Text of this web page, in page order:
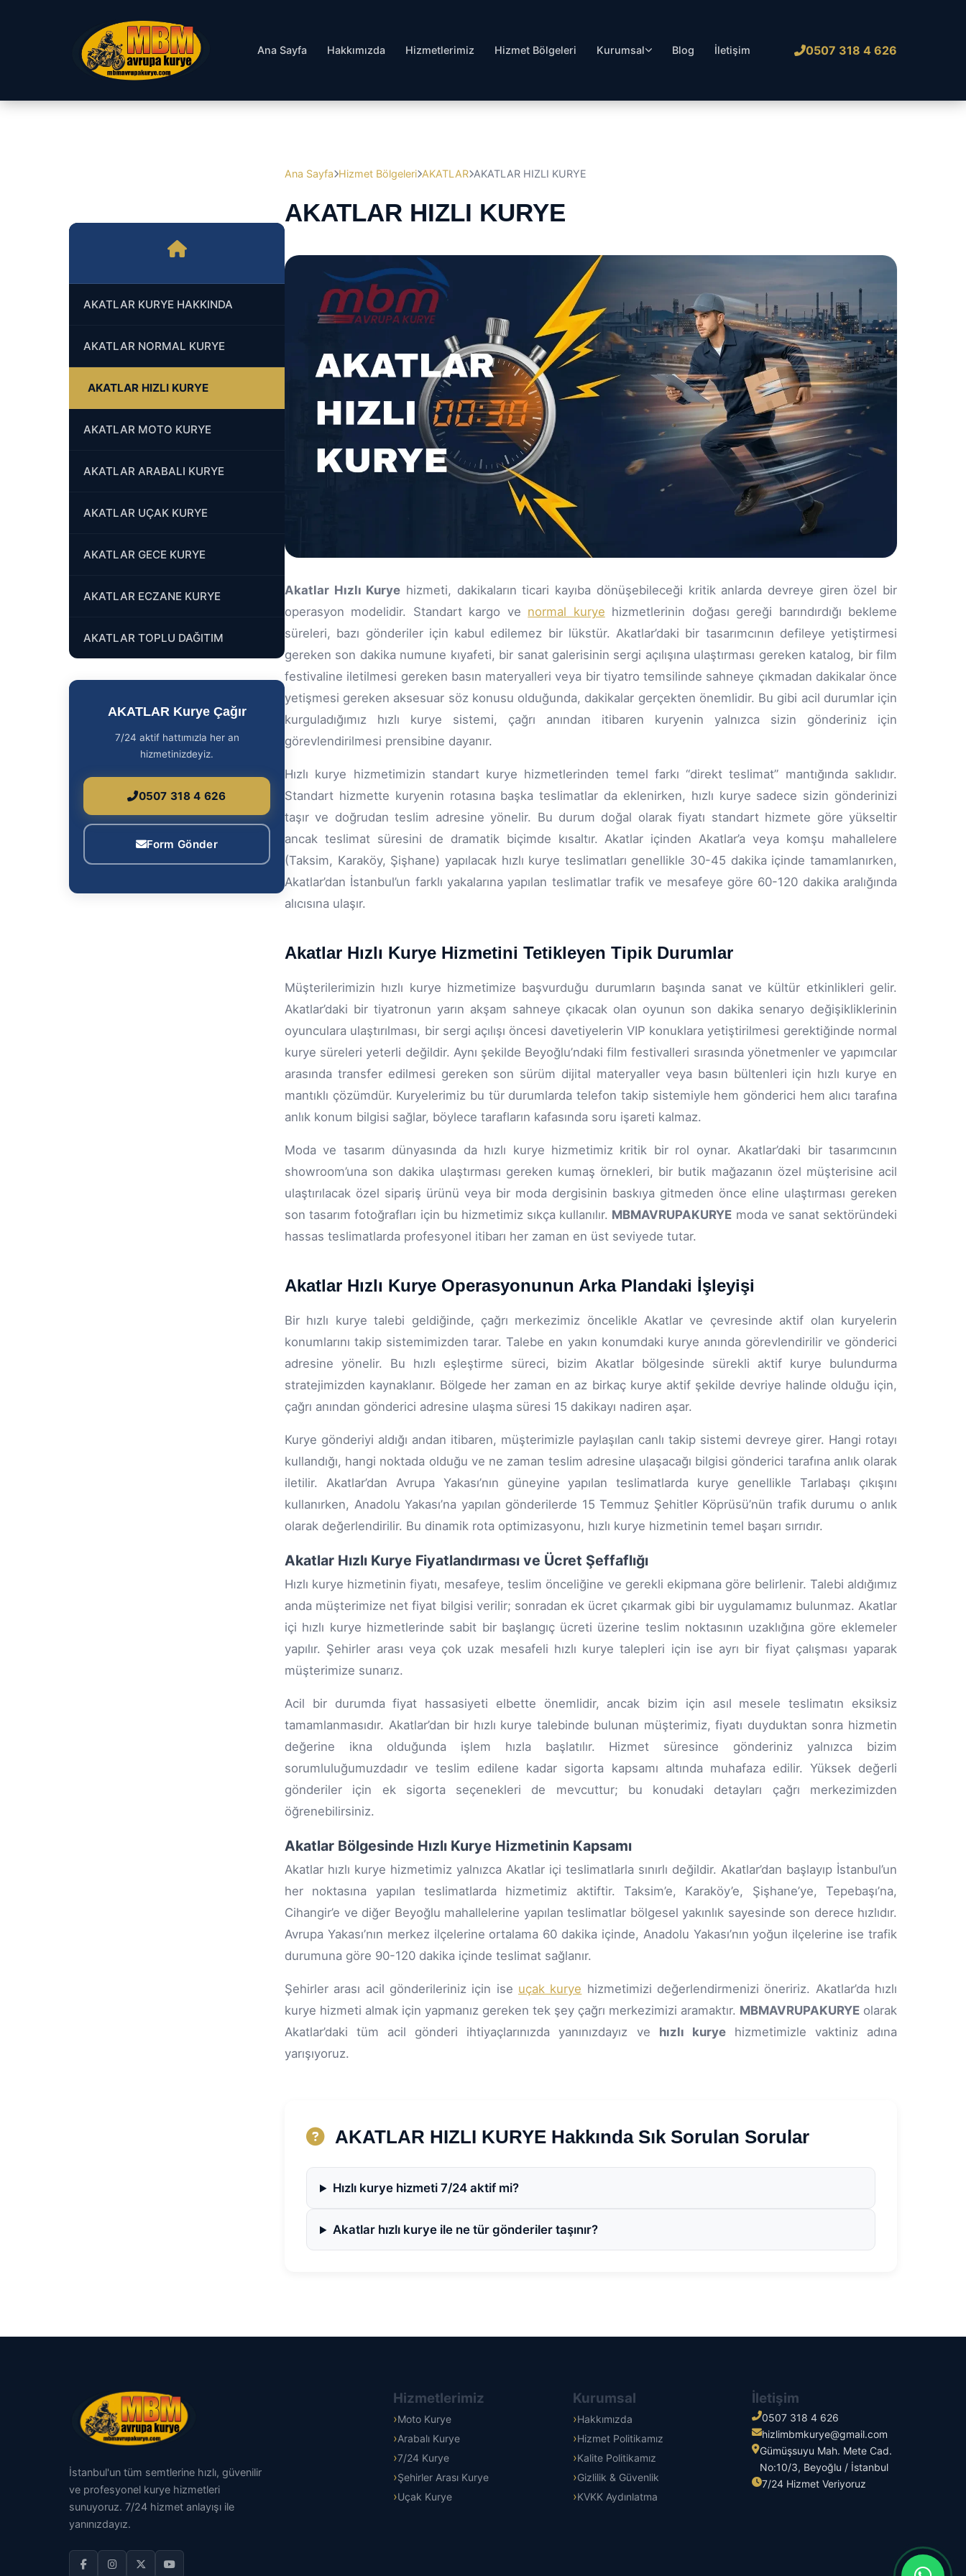
Ana Sayfa Hakkımızda Hizmetlerimiz Hizmet Bölgeleri Kurumsal Blog İletişim 0507 318 4 626
AKATLAR KURYE HAKKINDA
AKATLAR NORMAL KURYE
AKATLAR HIZLI KURYE
AKATLAR MOTO KURYE
AKATLAR ARABALI KURYE
AKATLAR UÇAK KURYE
AKATLAR GECE KURYE
AKATLAR ECZANE KURYE
AKATLAR TOPLU DAĞITIM
AKATLAR Kurye Çağır
7/24 aktif hattımızla her an
hizmetinizdeyiz.
0507 318 4 626
Form Gönder
Ana Sayfa Hizmet Bölgeleri AKATLAR AKATLAR HIZLI KURYE
AKATLAR HIZLI KURYE
Akatlar Hızlı Kurye hizmeti, dakikaların ticari kayıba dönüşebileceği kritik anlarda devreye giren özel bir
operasyon modelidir. Standart kargo ve normal kurye hizmetlerinin doğası gereği barındırdığı bekleme
süreleri, bazı gönderiler için kabul edilemez bir lükstür. Akatlar’daki bir tasarımcının defileye yetiştirmesi
gereken son dakika numune kıyafeti, bir sanat galerisinin sergi açılışına ulaştırması gereken katalog, bir film
festivaline iletilmesi gereken basın materyalleri veya bir tiyatro temsilinde sahneye çıkmadan dakikalar önce
yetişmesi gereken aksesuar söz konusu olduğunda, dakikalar gerçekten önemlidir. Bu gibi acil durumlar için
kurguladığımız hızlı kurye sistemi, çağrı anından itibaren kuryenin yalnızca sizin gönderiniz için
görevlendirilmesi prensibine dayanır.
Hızlı kurye hizmetimizin standart kurye hizmetlerinden temel farkı “direkt teslimat” mantığında saklıdır.
Standart hizmette kuryenin rotasına başka teslimatlar da eklenirken, hızlı kurye sadece sizin gönderinizi
taşır ve doğrudan teslim adresine yönelir. Bu durum doğal olarak fiyatı standart hizmete göre yükseltir
ancak teslimat süresini de dramatik biçimde kısaltır. Akatlar içinden Akatlar’a veya komşu mahallelere
(Taksim, Karaköy, Şişhane) yapılacak hızlı kurye teslimatları genellikle 30-45 dakika içinde tamamlanırken,
Akatlar’dan İstanbul’un farklı yakalarına yapılan teslimatlar trafik ve mesafeye göre 60-120 dakika aralığında
alıcısına ulaşır.
Akatlar Hızlı Kurye Hizmetini Tetikleyen Tipik Durumlar
Müşterilerimizin hızlı kurye hizmetimize başvurduğu durumların başında sanat ve kültür etkinlikleri gelir.
Akatlar’daki bir tiyatronun yarın akşam sahneye çıkacak olan oyunun son dakika senaryo değişikliklerinin
oyunculara ulaştırılması, bir sergi açılışı öncesi davetiyelerin VIP konuklara yetiştirilmesi gerektiğinde normal
kurye süreleri yeterli değildir. Aynı şekilde Beyoğlu’ndaki film festivalleri sırasında yönetmenler ve yapımcılar
arasında transfer edilmesi gereken son sürüm dijital materyaller veya basın bültenleri için hızlı kurye en
mantıklı çözümdür. Kuryelerimiz bu tür durumlarda telefon takip sistemiyle hem gönderici hem alıcı tarafına
anlık konum bilgisi sağlar, böylece tarafların kafasında soru işareti kalmaz.
Moda ve tasarım dünyasında da hızlı kurye hizmetimiz kritik bir rol oynar. Akatlar’daki bir tasarımcının
showroom’una son dakika ulaştırması gereken kumaş örnekleri, bir butik mağazanın özel müşterisine acil
ulaştırılacak özel sipariş ürünü veya bir moda dergisinin baskıya gitmeden önce eline ulaştırması gereken
son tasarım fotoğrafları için bu hizmetimiz sıkça kullanılır. MBMAVRUPAKURYE moda ve sanat sektöründeki
hassas teslimatlarda profesyonel itibarı her zaman en üst seviyede tutar.
Akatlar Hızlı Kurye Operasyonunun Arka Plandaki İşleyişi
Bir hızlı kurye talebi geldiğinde, çağrı merkezimiz öncelikle Akatlar ve çevresinde aktif olan kuryelerin
konumlarını takip sistemimizden tarar. Talebe en yakın konumdaki kurye anında görevlendirilir ve gönderici
adresine yönelir. Bu hızlı eşleştirme süreci, bizim Akatlar bölgesinde sürekli aktif kurye bulundurma
stratejimizden kaynaklanır. Bölgede her zaman en az birkaç kurye aktif şekilde devriye halinde olduğu için,
çağrı anından gönderici adresine ulaşma süresi 15 dakikayı nadiren aşar.
Kurye gönderiyi aldığı andan itibaren, müşterimizle paylaşılan canlı takip sistemi devreye girer. Hangi rotayı
kullandığı, hangi noktada olduğu ve ne zaman teslim adresine ulaşacağı bilgisi gönderici tarafına anlık olarak
iletilir. Akatlar’dan Avrupa Yakası’nın güneyine yapılan teslimatlarda kurye genellikle Tarlabaşı çıkışını
kullanırken, Anadolu Yakası’na yapılan gönderilerde 15 Temmuz Şehitler Köprüsü’nün trafik durumu o anlık
olarak değerlendirilir. Bu dinamik rota optimizasyonu, hızlı kurye hizmetinin temel başarı sırrıdır.
Akatlar Hızlı Kurye Fiyatlandırması ve Ücret Şeffaflığı
Hızlı kurye hizmetinin fiyatı, mesafeye, teslim önceliğine ve gerekli ekipmana göre belirlenir. Talebi aldığımız
anda müşterimize net fiyat bilgisi verilir; sonradan ek ücret çıkarmak gibi bir uygulamamız bulunmaz. Akatlar
içi hızlı kurye hizmetlerinde sabit bir başlangıç ücreti üzerine teslim noktasının uzaklığına göre eklemeler
yapılır. Şehirler arası veya çok uzak mesafeli hızlı kurye talepleri için ise ayrı bir fiyat çalışması yaparak
müşterimize sunarız.
Acil bir durumda fiyat hassasiyeti elbette önemlidir, ancak bizim için asıl mesele teslimatın eksiksiz
tamamlanmasıdır. Akatlar’dan bir hızlı kurye talebinde bulunan müşterimiz, fiyatı duyduktan sonra hizmetin
değerine ikna olduğunda işlem hızla başlatılır. Hizmet süresince gönderiniz yalnızca bizim
sorumluluğumuzdadır ve teslim edilene kadar sigorta kapsamı altında muhafaza edilir. Yüksek değerli
gönderiler için ek sigorta seçenekleri de mevcuttur; bu konudaki detayları çağrı merkezimizden
öğrenebilirsiniz.
Akatlar Bölgesinde Hızlı Kurye Hizmetinin Kapsamı
Akatlar hızlı kurye hizmetimiz yalnızca Akatlar içi teslimatlarla sınırlı değildir. Akatlar’dan başlayıp İstanbul’un
her noktasına yapılan teslimatlarda hizmetimiz aktiftir. Taksim’e, Karaköy’e, Şişhane’ye, Tepebaşı’na,
Cihangir’e ve diğer Beyoğlu mahallelerine yapılan teslimatlar bölgesel yakınlık sayesinde son derece hızlıdır.
Avrupa Yakası’nın merkez ilçelerine ortalama 60 dakika içinde, Anadolu Yakası’nın yoğun ilçelerine ise trafik
durumuna göre 90-120 dakika içinde teslimat sağlanır.
Şehirler arası acil gönderileriniz için ise uçak kurye hizmetimizi değerlendirmenizi öneririz. Akatlar’da hızlı
kurye hizmeti almak için yapmanız gereken tek şey çağrı merkezimizi aramaktır. MBMAVRUPAKURYE olarak
Akatlar’daki tüm acil gönderi ihtiyaçlarınızda yanınızdayız ve hızlı kuryehizmetimizle vaktiniz adına
yarışıyoruz.
AKATLAR HIZLI KURYE Hakkında Sık Sorulan Sorular
Hızlı kurye hizmeti 7/24 aktif mi?
Akatlar hızlı kurye ile ne tür gönderiler taşınır?
İstanbul'un tüm semtlerine hızlı, güvenilir
ve profesyonel kurye hizmetleri
sunuyoruz. 7/24 hizmet anlayışı ile
yanınızdayız.
Hizmetlerimiz
Moto Kurye
Arabalı Kurye
7/24 Kurye
Şehirler Arası Kurye
Uçak Kurye
Kurumsal
Hakkımızda
Hizmet Politikamız
Kalite Politikamız
Gizlilik & Güvenlik
KVKK Aydınlatma
İletişim
0507 318 4 626
hizlimbmkurye@gmail.com
Gümüşsuyu Mah. Mete Cad.
No:10/3, Beyoğlu / İstanbul
7/24 Hizmet Veriyoruz